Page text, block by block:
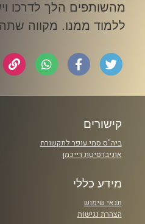
מהשותפים הלך לדרכו
ללמוד ממנו. מקווה
קישורים
ביה"ס סמי עופר לתקשורת
אוניברסיטת רייכמן
מידע כללי
תנאי שימוש
הצהרת נגישות